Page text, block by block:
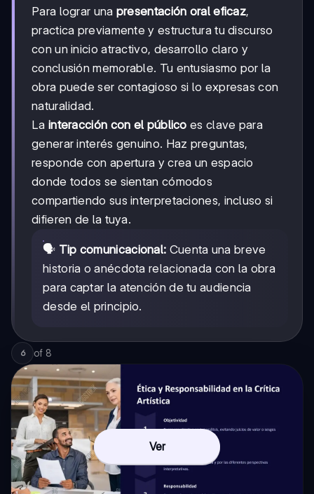
Para lograr una presentación oral eficaz,
practica previamente y estructura tu discurso
con un inicio atractivo, desarrollo claro y
conclusión memorable. Tu entusiasmo por la
obra puede ser contagioso si lo expresas con
naturalidad.
La interacción con el público es clave para
generar interés genuino. Haz preguntas,
responde con apertura y crea un espacio
donde todos se sientan cómodos
compartiendo sus interpretaciones, incluso si
difieren de la tuya.
🗣️ Tip comunicacional: Cuenta una breve
historia o anécdota relacionada con la obra
para captar la atención de tu audiencia
desde el principio.
6 of 8
Ver